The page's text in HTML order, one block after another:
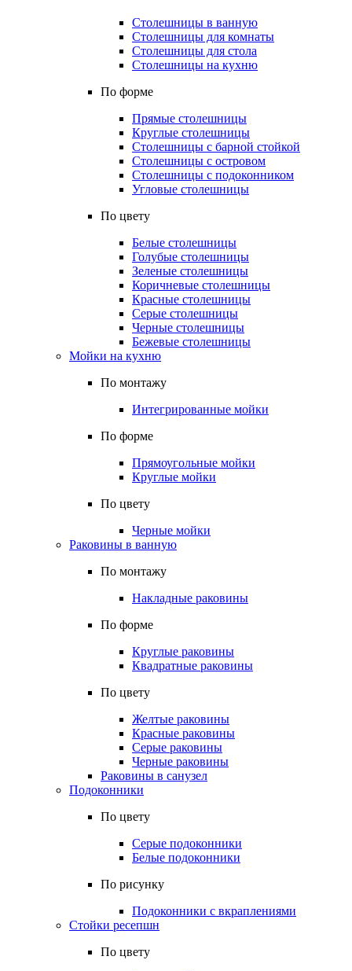
Столешницы в ванную
Столешницы для комнаты
Столешницы для стола
Столешницы на кухню
По форме
Прямые столешницы
Круглые столешницы
Столешницы с барной стойкой
Столешницы с островом
Столешницы с подоконником
Угловые столешницы
По цвету
Белые столешницы
Голубые столешницы
Зеленые столешницы
Коричневые столешницы
Красные столешницы
Серые столешницы
Черные столешницы
Бежевые столешницы
Мойки на кухню
По монтажу
Интегрированные мойки
По форме
Прямоугольные мойки
Круглые мойки
По цвету
Черные мойки
Раковины в ванную
По монтажу
Накладные раковины
По форме
Круглые раковины
Квадратные раковины
По цвету
Желтые раковины
Красные раковины
Серые раковины
Черные раковины
Раковины в санузел
Подоконники
По цвету
Серые подоконники
Белые подоконники
По рисунку
Подоконники с вкраплениями
Стойки ресепшн
По цвету